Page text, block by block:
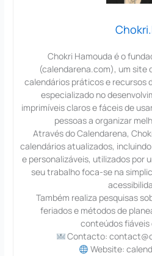
Chokri Hamouda é o
(calendarena.com), um site
calendários práticos e recursos
especializado no
imprimíveis claros e fáceis de
pessoas a organizar
Através do Calendarena,
calendários atualizados,
e personalizáveis, utilizados por
seu trabalho foca-se na
Também realiza pesquisas
feriados e métodos de
conteúdos fiáveis
Contacto:
Website: